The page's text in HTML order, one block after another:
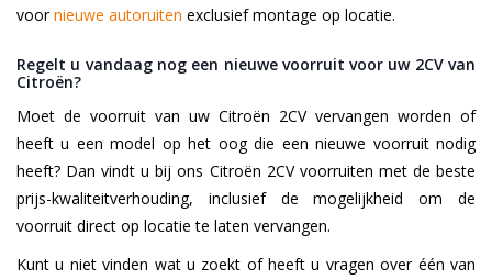
voornieuwe autoruiten exclusief montage op locatie.
Regelt u vandaag nog een nieuwe voorruit voor uw 2CV van
Citroën?
Moet de voorruit van uw Citroën 2CV vervangen worden of
heeft u een model op het oog die een nieuwe voorruit nodig
heeft? Dan vindt u bij ons Citroën 2CV voorruiten met de beste
prijs-kwaliteitverhouding, inclusief de mogelijkheid om de
voorruit direct op locatie te laten vervangen.
Kunt u niet vinden wat u zoekt of heeft u vragen over één van